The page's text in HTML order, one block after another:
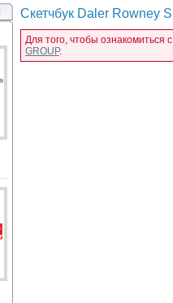
Скетчбук Daler Rowney
Для того, чтобы ознакомиться
GROUP.